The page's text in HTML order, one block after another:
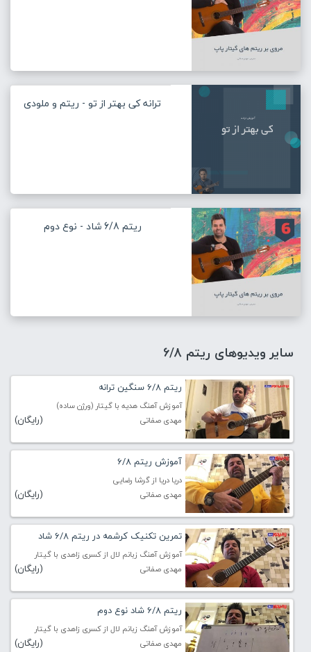
ترانه کی بهتر از تو - ریتم و ملودی
ریتم 6/8 شاد - نوع دوم
سایر ویدیوهای ریتم 6/8
ریتم 6/8 سنگین ترانه
آموزش آهنگ هدیه با گیتار (ورژن ساده)
مهدی صفاتی
(رایگان)
آموزش ریتم 6/8
دریا دریا از گرشا رضایی
مهدی صفاتی
(رایگان)
تمرین تکنیک کرشمه در ریتم 6/8 شاد
آموزش آهنگ زبانم لال از کسری زاهدی با گیتار
مهدی صفاتی
(رایگان)
ریتم 6/8 شاد نوع دوم
آموزش آهنگ زبانم لال از کسری زاهدی با گیتار
مهدی صفاتی
(رایگان)